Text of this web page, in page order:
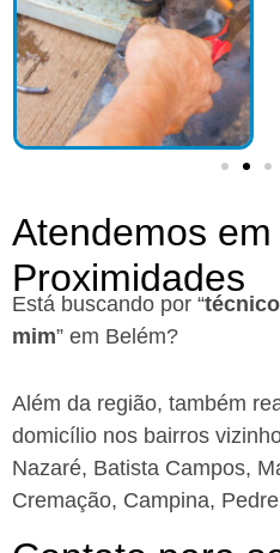
Atendemos
Proximidades
Está buscando por “
mim” em Belém?
Além da região, também
domicílio nos bairros
Nazaré, Batista Campos,
Cremação, Campina,